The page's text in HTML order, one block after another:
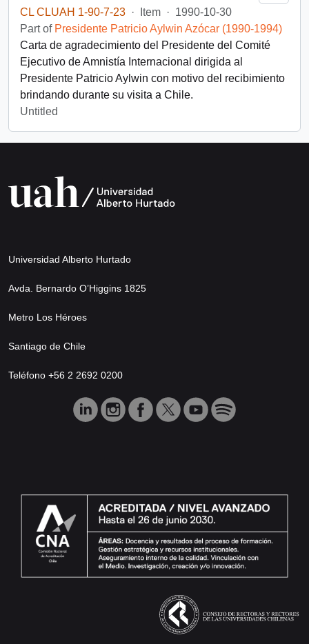
CL CLUAH 1-90-7-23 · Item · 1990-10-30
Part of Presidente Patricio Aylwin Azócar (1990-1994)
Carta de agradecimiento del Presidente del Comité
Ejecutivo de Amnistía Internacional dirigida al
Presidente Patricio Aylwin con motivo del recibimiento
brindando durante su visita a Chile.
Untitled
Universidad Alberto Hurtado
Avda. Bernardo O’Higgins 1825
Metro Los Héroes
Santiago de Chile
Teléfono +56 2 2692 0200